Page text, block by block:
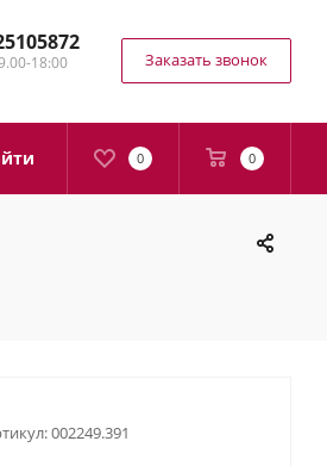
18:00 Заказать звонок
0 0
002249.391